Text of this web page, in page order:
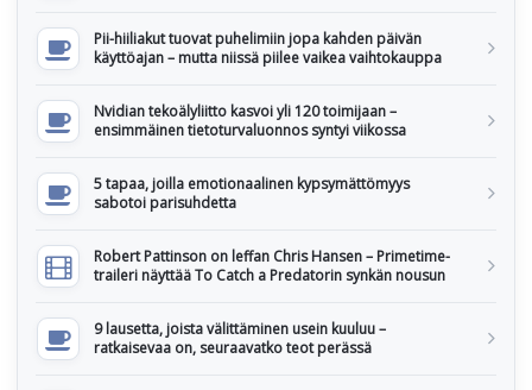
Pii-hiiliakut tuovat puhelimiin jopa kahden päivän
käyttöajan – mutta niissä piilee vaikea vaihtokauppa
Nvidian tekoälyliitto kasvoi yli 120 toimijaan –
ensimmäinen tietoturvaluonnos syntyi viikossa
5 tapaa, joilla emotionaalinen kypsymättömyys
sabotoi parisuhdetta
Robert Pattinson on leffan Chris Hansen – Primetime-
traileri näyttää To Catch a Predatorin synkän nousun
9 lausetta, joista välittäminen usein kuuluu –
ratkaisevaa on, seuraavatko teot perässä